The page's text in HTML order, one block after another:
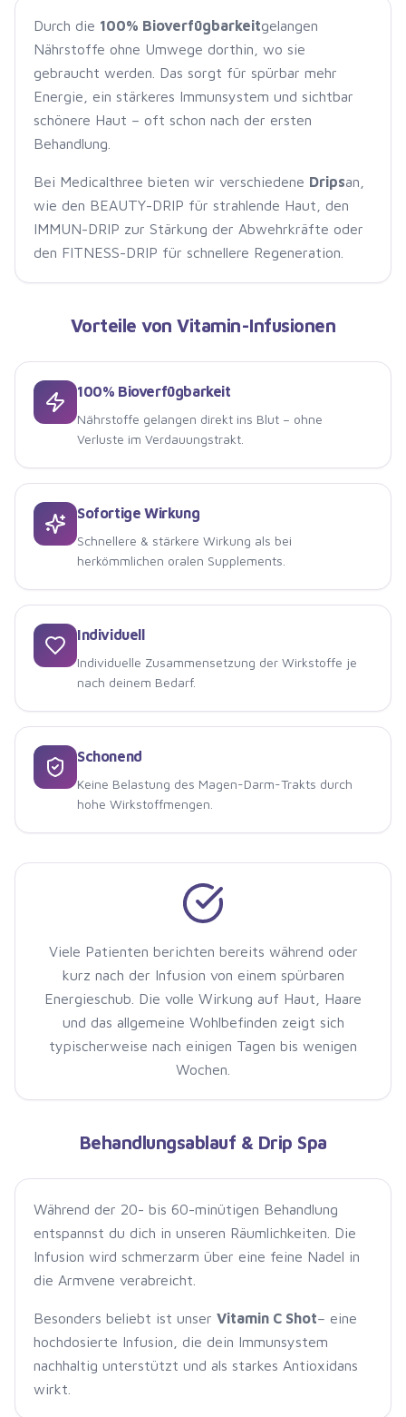
Durch die 100% Bioverfügbarkeitgelangen
Nährstoffe ohne Umwege dorthin, wo sie
gebraucht werden. Das sorgt für spürbar mehr
Energie, ein stärkeres Immunsystem und sichtbar
schönere Haut – oft schon nach der ersten
Behandlung.
Bei Medicalthree bieten wir verschiedene Dripsan,
wie den BEAUTY-DRIP für strahlende Haut, den
IMMUN-DRIP zur Stärkung der Abwehrkräfte oder
den FITNESS-DRIP für schnellere Regeneration.
Vorteile von Vitamin-Infusionen
100% Bioverfügbarkeit
Nährstoffe gelangen direkt ins Blut – ohne
Verluste im Verdauungstrakt.
Sofortige Wirkung
Schnellere & stärkere Wirkung als bei
herkömmlichen oralen Supplements.
Individuell
Individuelle Zusammensetzung der Wirkstoffe je
nach deinem Bedarf.
Schonend
Keine Belastung des Magen-Darm-Trakts durch
hohe Wirkstoffmengen.
Viele Patienten berichten bereits während oder
kurz nach der Infusion von einem spürbaren
Energieschub. Die volle Wirkung auf Haut, Haare
und das allgemeine Wohlbefinden zeigt sich
typischerweise nach einigen Tagen bis wenigen
Wochen.
Behandlungsablauf & Drip Spa
Während der 20- bis 60-minütigen Behandlung
entspannst du dich in unseren Räumlichkeiten. Die
Infusion wird schmerzarm über eine feine Nadel in
die Armvene verabreicht.
Besonders beliebt ist unser Vitamin C Shot– eine
hochdosierte Infusion, die dein Immunsystem
nachhaltig unterstützt und als starkes Antioxidans
wirkt.